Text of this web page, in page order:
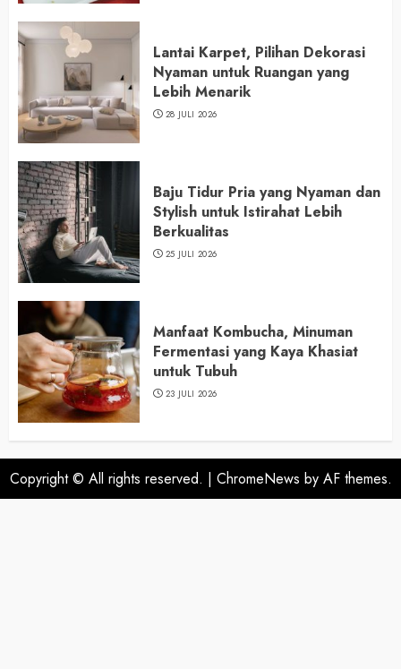
Lantai Karpet, Pilihan Dekorasi
Nyaman untuk Ruangan yang
Lebih Menarik
28 JULI 2026
Baju Tidur Pria yang Nyaman dan
Stylish untuk Istirahat Lebih
Berkualitas
25 JULI 2026
Manfaat Kombucha, Minuman
Fermentasi yang Kaya Khasiat
untuk Tubuh
23 JULI 2026
Copyright © All rights reserved. | ChromeNews by AF themes.